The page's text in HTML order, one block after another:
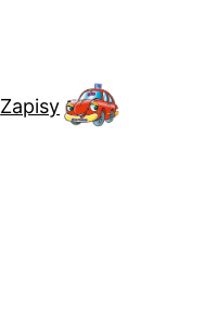
Zapisy